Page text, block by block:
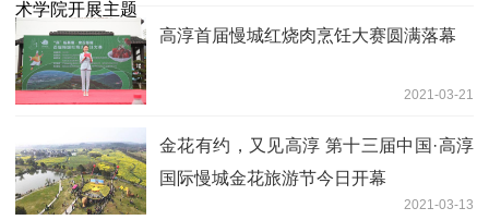
高淳首届慢城红烧肉烹饪大赛圆满落幕
2021-03-21
金花有约，又见高淳 第十三届中国·高淳
国际慢城金花旅游节今日开幕
2021-03-13